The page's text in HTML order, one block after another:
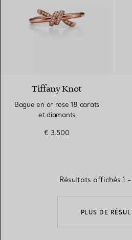
Tiffany Knot
Bague en or rose 18 carats
et diamants
€ 3.500
PLUS DE
Résultats affichés 1